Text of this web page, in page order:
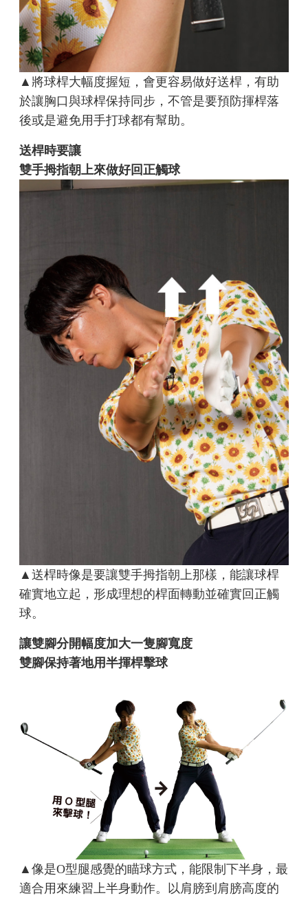
▲將球桿大幅度握短，會更容易做好送桿，有助
於讓胸口與球桿保持同步，不管是要預防揮桿落
後或是避免用手打球都有幫助。
送桿時要讓
雙手拇指朝上來做好回正觸球
▲送桿時像是要讓雙手拇指朝上那樣，能讓球桿
確實地立起，形成理想的桿面轉動並確實回正觸
球。
讓雙腳分開幅度加大一隻腳寬度
雙腳保持著地用半揮桿擊球
▲像是O型腿感覺的瞄球方式，能限制下半身，最
適合用來練習上半身動作。以肩膀到肩膀高度的